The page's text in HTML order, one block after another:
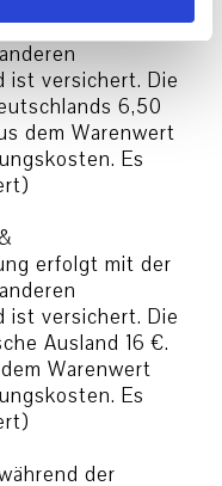
erfolgt mit der
ist versichert. Die
6,50
dem Warenwert
Es
erfolgt mit der
ist versichert. Die
Ausland 16 €.
Warenwert
Es
der